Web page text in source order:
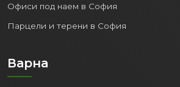
Офиси под наем в София
Парцели и терени в София
Варна